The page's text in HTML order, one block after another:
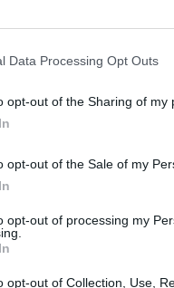
Data Processing Opt Outs
opt-out of the Sharing of my
opt-out of the Sale of my
opt-out of processing my
opt-out of Collection, Use,
har vært jevn de